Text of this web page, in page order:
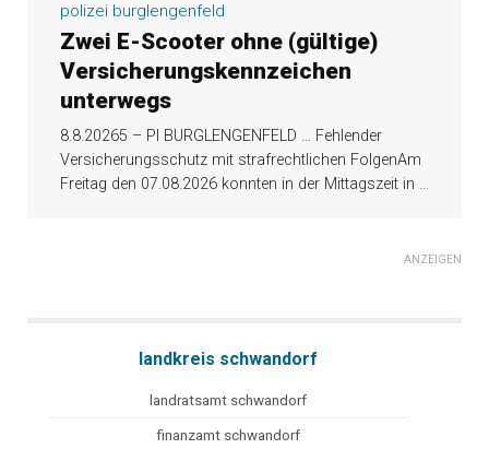
polizei burglengenfeld
Zwei E-Scooter ohne (gültige)
Versicherungskennzeichen
unterwegs
8.8.20265 – PI BURGLENGENFELD … Fehlender
Versicherungsschutz mit strafrechtlichen FolgenAm
Freitag den 07.08.2026 konnten in der Mittagszeit in ...
ANZEIGEN
landkreis schwandorf
landratsamt schwandorf
finanzamt schwandorf